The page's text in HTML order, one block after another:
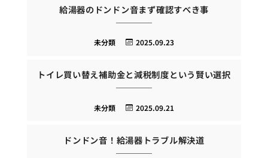
給湯器のドンドン音まず確認すべき事
2025.09.23
未分類
トイレ買い替え補助金と減税制度という賢い選択
2025.09.21
未分類
ドンドン音！給湯器トラブル解決道